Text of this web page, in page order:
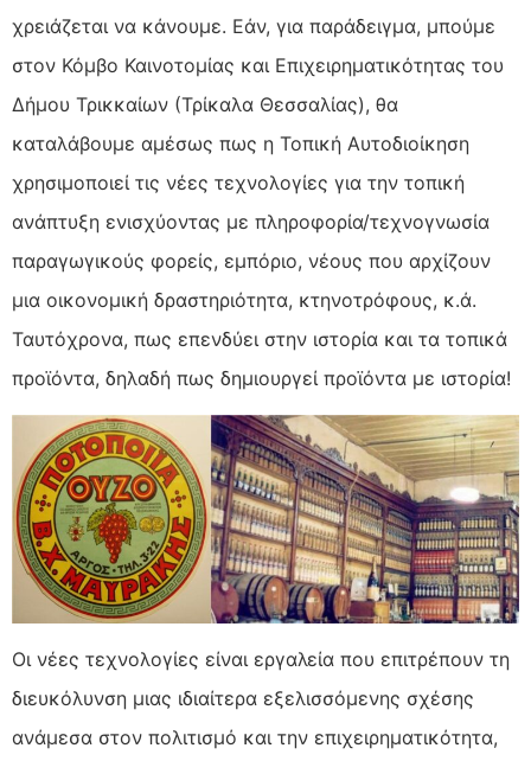
χρειάζεται να κάνουμε. Εάν, για παράδειγμα, μπούμε
στον Κόμβο Καινοτομίας και Επιχειρηματικότητας του
Δήμου Τρικκαίων (Τρίκαλα Θεσσαλίας), θα
καταλάβουμε αμέσως πως η Τοπική Αυτοδιοίκηση
χρησιμοποιεί τις νέες τεχνολογίες για την τοπική
ανάπτυξη ενισχύοντας με πληροφορία/τεχνογνωσία
παραγωγικούς φορείς, εμπόριο, νέους που αρχίζουν
μια οικονομική δραστηριότητα, κτηνοτρόφους, κ.ά.
Ταυτόχρονα, πως επενδύει στην ιστορία και τα τοπικά
προϊόντα, δηλαδή πως δημιουργεί προϊόντα με ιστορία!
Οι νέες τεχνολογίες είναι εργαλεία που επιτρέπουν τη
διευκόλυνση μιας ιδιαίτερα εξελισσόμενης σχέσης
ανάμεσα στον πολιτισμό και την επιχειρηματικότητα,